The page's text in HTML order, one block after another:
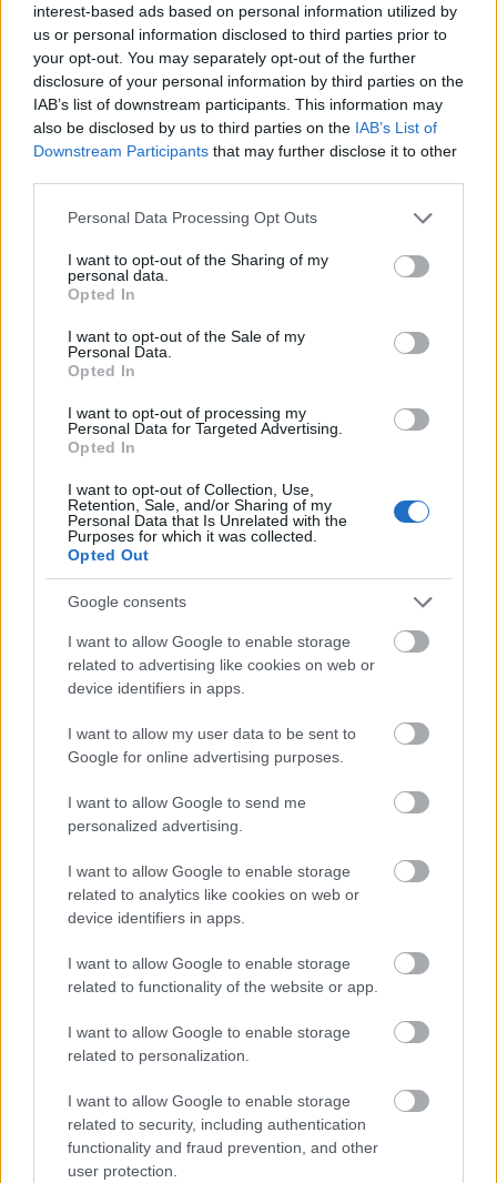
interest-based ads based on personal information utilized by
us or personal information disclosed to third parties prior to
your opt-out. You may separately opt-out of the further
disclosure of your personal information by third parties on the
IAB’s list of downstream participants. This information may
also be disclosed by us to third parties on the IAB’s List of
Downstream Participants that may further disclose it to other
Please note that this website/app uses one or more Google
not limited to your visit or usage behaviour. You may click to
grant or deny consent to Google and its third-party tags to
use your data for below specified purposes in below Google
consent section.
Personal Data Processing Opt Outs
I want to opt-out of the Sharing of my
personal data.
Opted In
I want to opt-out of the Sale of my
Personal Data.
Opted In
I want to opt-out of processing my
Personal Data for Targeted Advertising.
Opted In
I want to opt-out of Collection, Use,
Retention, Sale, and/or Sharing of my
Personal Data that Is Unrelated with the
Purposes for which it was collected.
Opted Out
Google consents
I want to allow Google to enable storage
related to advertising like cookies on web or
device identifiers in apps.
I want to allow my user data to be sent to
Google for online advertising purposes.
I want to allow Google to send me
personalized advertising.
I want to allow Google to enable storage
related to analytics like cookies on web or
device identifiers in apps.
I want to allow Google to enable storage
related to functionality of the website or app.
I want to allow Google to enable storage
related to personalization.
I want to allow Google to enable storage
related to security, including authentication
functionality and fraud prevention, and other
user protection.
Bárki musicalproducer lehet New
York-ban
szinhazhu•2014. augusztus 21.
Bárki producere lehet a Broadway új előadásának,
ha van 10 ezer dollár befektetésre váró pénze. A
kezdeményezés új gyakorlatot vezethet be az
amerikai musicalszínház finanszírozásában.
megvalósultak" - Vidnyánszky Attila
válaszolt
szinhazhu•2014. augusztus 21.
A Nemzeti direktora a színház élén eltöltött első
évadáról, Eperjes Károly távozásáról és kritikusi
össztűzről is beszélt tartalmi partnerünk, a Fidelio
interjújában.